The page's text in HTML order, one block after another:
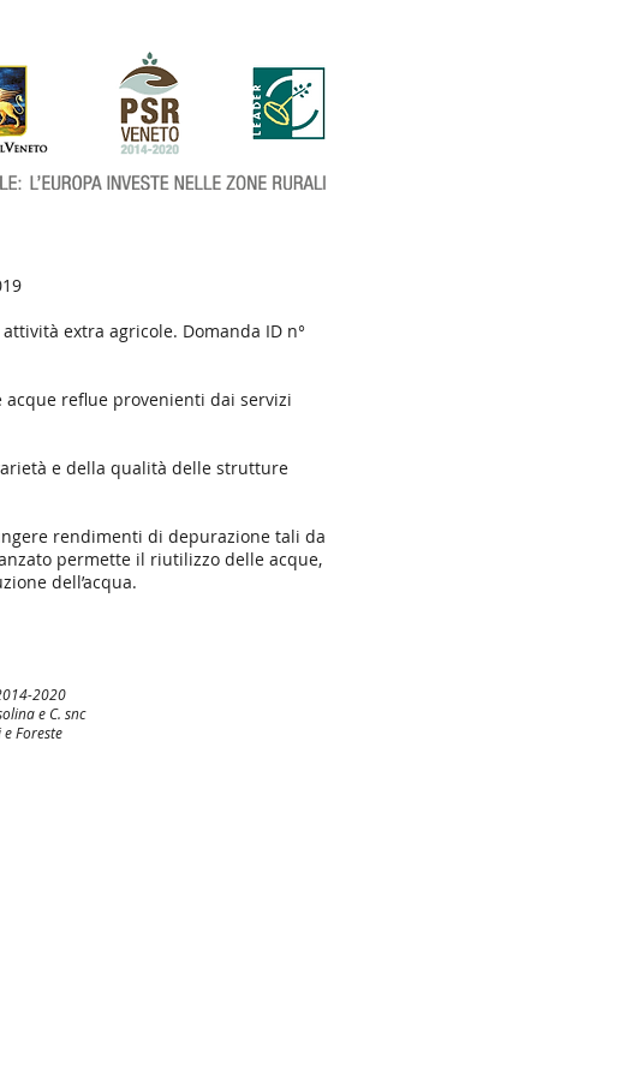
extra agricole. Domanda ID n°
reflue provenienti dai servizi
e della qualità delle strutture
rendimenti di depurazione tali da
permette il riutilizzo delle acque,
dell’acqua.
2020
e C. snc
Foreste